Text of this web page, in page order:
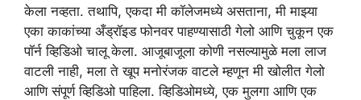
केला नव्हता. तथापि, एकदा मी कॉलेजमध्ये असताना, मी माझ्या
एका काकांच्या अँड्रॉइड फोनवर पाहण्यासाठी गेलो आणि चुकून एक
पॉर्न व्हिडिओ चालू केला. आजूबाजूला कोणी नसल्यामुळे मला लाज
वाटली नाही, मला ते खूप मनोरंजक वाटले म्हणून मी खोलीत गेलो
आणि संपूर्ण व्हिडिओ पाहिला. व्हिडिओमध्ये, एक मुलगा आणि एक